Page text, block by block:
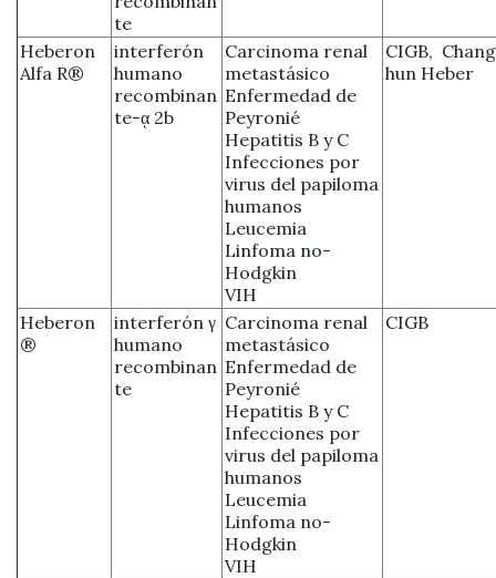
te
Heberon
Alfa R®
interferón
humano
recombinan
te-ᾳ 2b
Carcinoma renal
metastásico
Enfermedad de
Peyronié
Hepatitis B y C
Infecciones por
virus del papiloma
humanos
Leucemia
Linfoma no-
Hodgkin
VIH
CIGB,
hun Heber
Heberon
®
interferón γ
humano
recombinan
te
Carcinoma renal
metastásico
Enfermedad de
Peyronié
Hepatitis B y C
Infecciones por
virus del papiloma
humanos
Leucemia
Linfoma no-
Hodgkin
VIH
CIGB